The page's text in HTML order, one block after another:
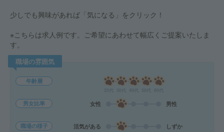
少しでも興味があれば「気になる」をクリック！
※こちらは求人例です。ご希望にあわせて幅広くご提案いたしま
す。
職場の雰囲気
年齢層
男女比率 女性 男性
職場の様子 活気がある しずか